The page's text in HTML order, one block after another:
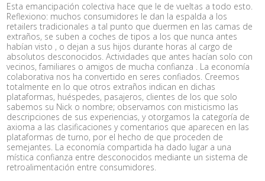
Esta emancipación colectiva hace que le de vueltas a todo esto.
Reflexiono: muchos consumidores le dan la espalda a los
retailers tradicionales a tal punto que duermen en las camas de
extraños, se suben a coches de tipos a los que nunca antes
habían visto , o dejan a sus hijos durante horas al cargo de
absolutos desconocidos. Actividades que antes hacían solo con
vecinos, familiares o amigos de mucha confianza . La economía
colaborativa nos ha convertido en seres confiados. Creemos
totalmente en lo que otros extraños indican en dichas
plataformas, huéspedes, pasajeros, clientes de los que solo
sabemos su Nick o nombre; observamos con misticismo las
descripciones de sus experiencias, y otorgamos la categoría de
axioma a las clasificaciones y comentarios que aparecen en las
plataformas de turno, por el hecho de que proceden de
semejantes. La economía compartida ha dado lugar a una
mística confianza entre desconocidos mediante un sistema de
retroalimentación entre consumidores.